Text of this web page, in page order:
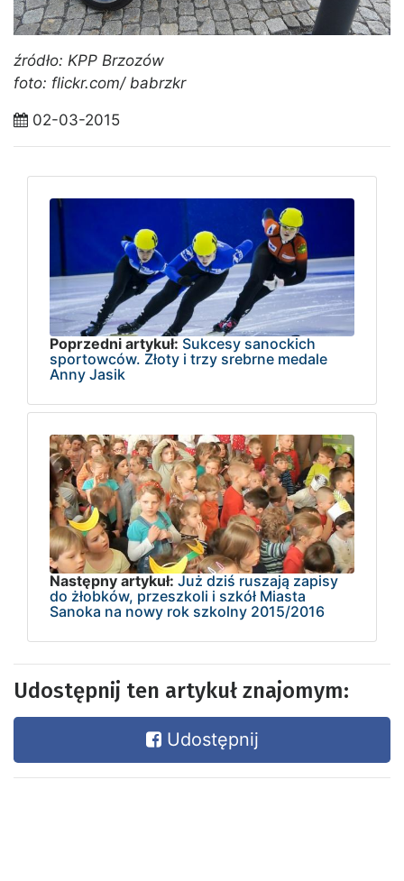
źródło: KPP Brzozów
foto: flickr.com/ babrzkr
02-03-2015
Poprzedni artykuł: Sukcesy sanockich
sportowców. Złoty i trzy srebrne medale
Anny Jasik
Następny artykuł: Już dziś ruszają zapisy
do żłobków, przeszkoli i szkół Miasta
Sanoka na nowy rok szkolny 2015/2016
Udostępnij ten artykuł znajomym:
Udostępnij